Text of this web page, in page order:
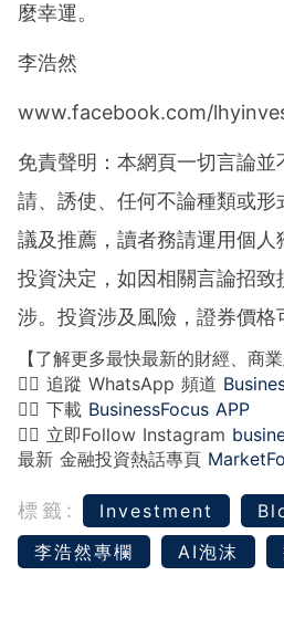
麼幸運。
李浩然
www.facebook.com/
免責聲明：本網頁一切言論
請、誘使、任何不論種類或
議及推薦，讀者務請運用個人
投資決定，如因相關言論招
涉。投資涉及風險，證券價格
【了解更多最快最新的財經、商業
👉🏻 追蹤 WhatsApp 頻道
👉🏻 下載 BusinessFocus APP
👉🏻 立即Follow Instagram
最新 金融投資熱話專頁
標籤: Investment
李浩然專欄
AI泡沫